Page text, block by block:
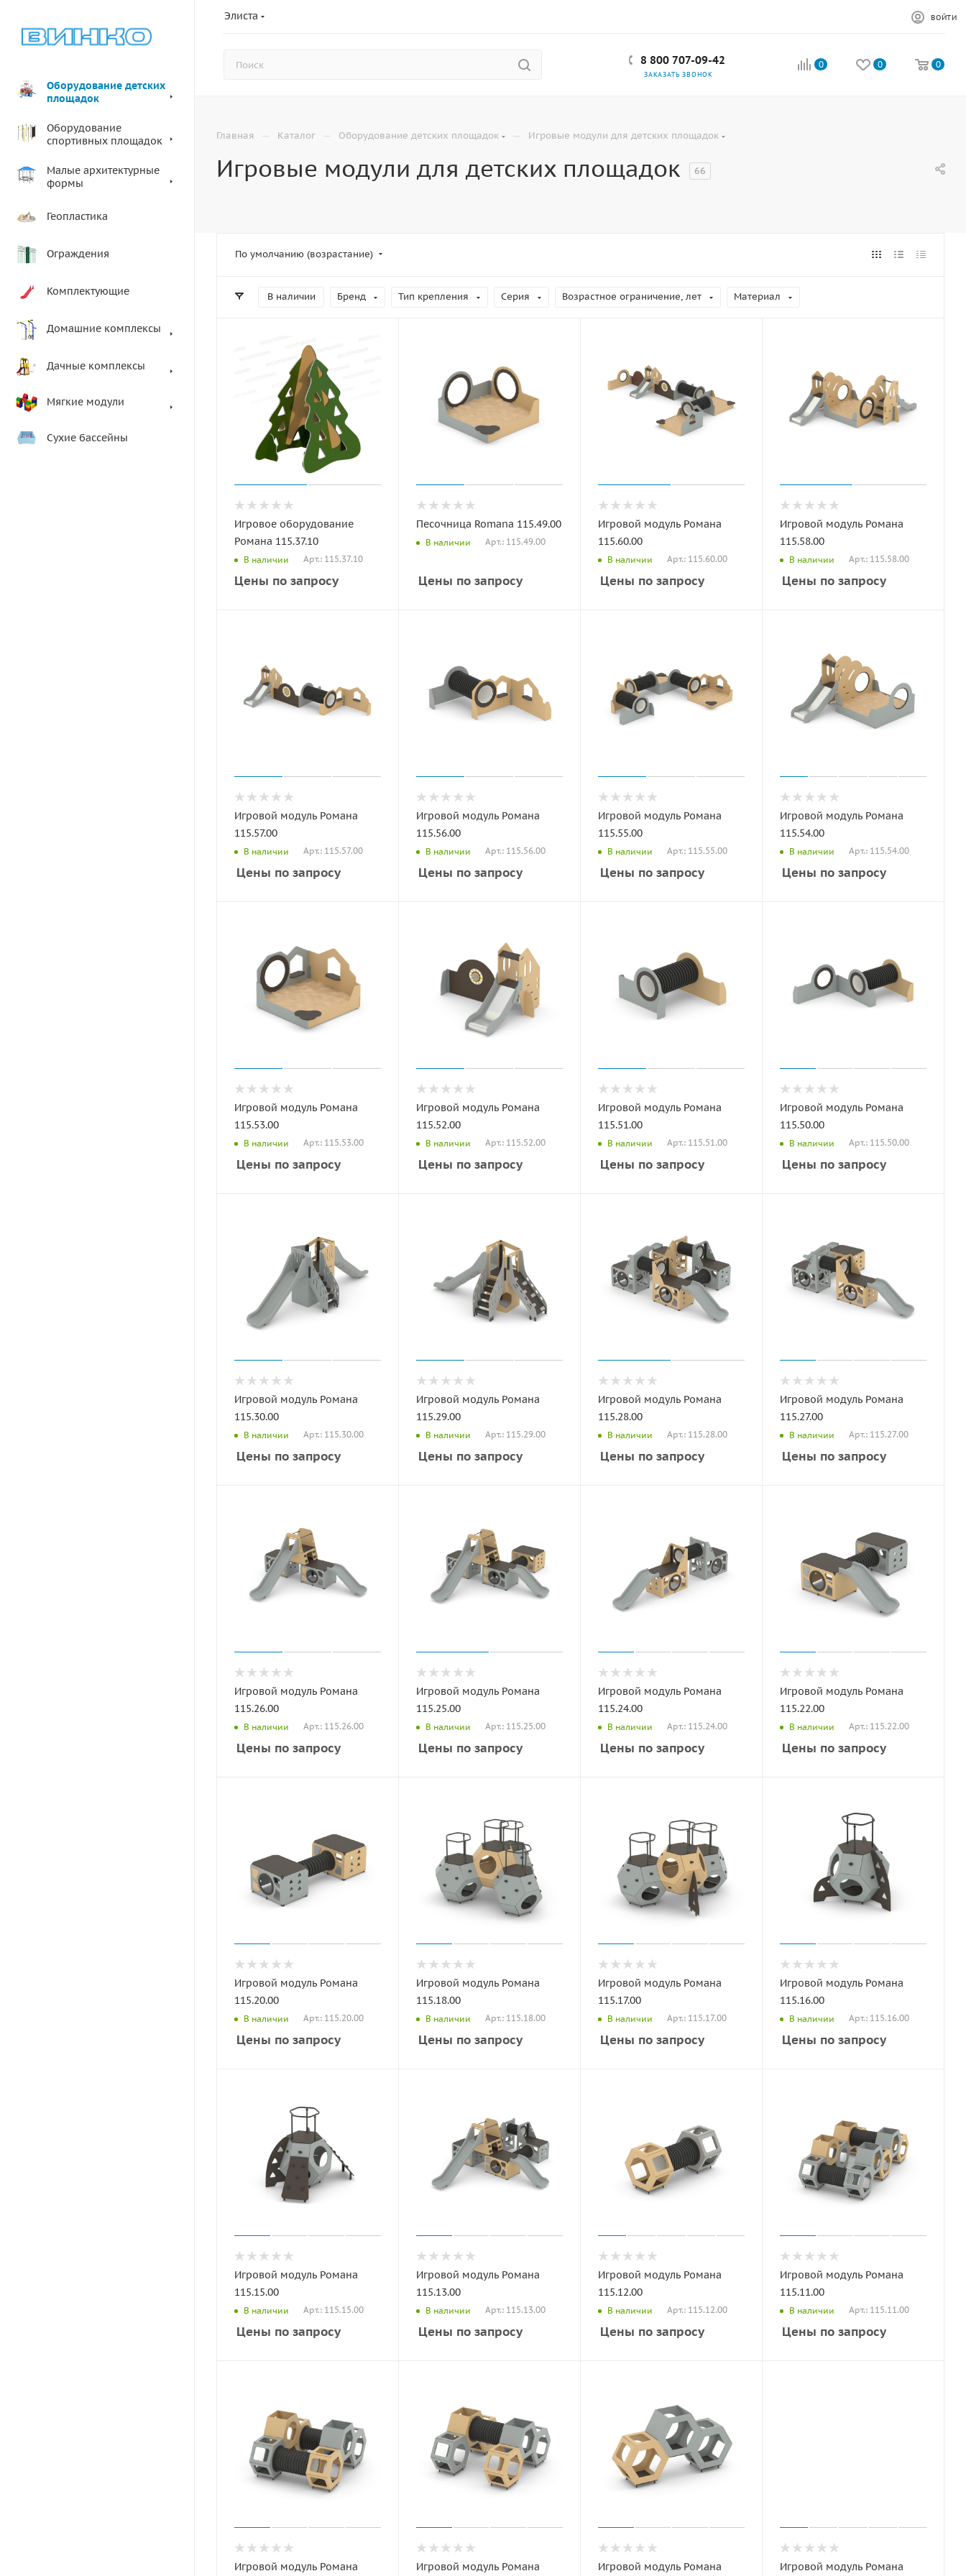
Элиста ВОЙТИ
8 800 707-09-42
ЗАКАЗАТЬ ЗВОНОК
0 0 0
Оборудование детских
площадок
Оборудование
спортивных площадок
Малые архитектурные
формы
Геопластика
Ограждения
Комплектующие
Домашние комплексы
Дачные комплексы
Мягкие модули
Сухие бассейны
Главная — Каталог — Оборудование детских площадок — Игровые модули для детских площадок
Игровые модули для детских площадок 66
По умолчанию (возрастание)
В наличии Бренд Тип крепления Серия Возрастное ограничение, лет Материал
Игровое оборудование
Романа 115.37.10
В наличии Арт.: 115.37.10
Цены по запросу
Песочница Romana 115.49.00
В наличии Арт.: 115.49.00
Цены по запросу
Игровой модуль Романа
115.60.00
В наличии Арт.: 115.60.00
Цены по запросу
Игровой модуль Романа
115.58.00
В наличии Арт.: 115.58.00
Цены по запросу
Игровой модуль Романа
115.57.00
В наличии Арт.: 115.57.00
Цены по запросу
Игровой модуль Романа
115.56.00
В наличии Арт.: 115.56.00
Цены по запросу
Игровой модуль Романа
115.55.00
В наличии Арт.: 115.55.00
Цены по запросу
Игровой модуль Романа
115.54.00
В наличии Арт.: 115.54.00
Цены по запросу
Игровой модуль Романа
115.53.00
В наличии Арт.: 115.53.00
Цены по запросу
Игровой модуль Романа
115.52.00
В наличии Арт.: 115.52.00
Цены по запросу
Игровой модуль Романа
115.51.00
В наличии Арт.: 115.51.00
Цены по запросу
Игровой модуль Романа
115.50.00
В наличии Арт.: 115.50.00
Цены по запросу
Игровой модуль Романа
115.30.00
В наличии Арт.: 115.30.00
Цены по запросу
Игровой модуль Романа
115.29.00
В наличии Арт.: 115.29.00
Цены по запросу
Игровой модуль Романа
115.28.00
В наличии Арт.: 115.28.00
Цены по запросу
Игровой модуль Романа
115.27.00
В наличии Арт.: 115.27.00
Цены по запросу
Игровой модуль Романа
115.26.00
В наличии Арт.: 115.26.00
Цены по запросу
Игровой модуль Романа
115.25.00
В наличии Арт.: 115.25.00
Цены по запросу
Игровой модуль Романа
115.24.00
В наличии Арт.: 115.24.00
Цены по запросу
Игровой модуль Романа
115.22.00
В наличии Арт.: 115.22.00
Цены по запросу
Игровой модуль Романа
115.20.00
В наличии Арт.: 115.20.00
Цены по запросу
Игровой модуль Романа
115.18.00
В наличии Арт.: 115.18.00
Цены по запросу
Игровой модуль Романа
115.17.00
В наличии Арт.: 115.17.00
Цены по запросу
Игровой модуль Романа
115.16.00
В наличии Арт.: 115.16.00
Цены по запросу
Игровой модуль Романа
115.15.00
В наличии Арт.: 115.15.00
Цены по запросу
Игровой модуль Романа
115.13.00
В наличии Арт.: 115.13.00
Цены по запросу
Игровой модуль Романа
115.12.00
В наличии Арт.: 115.12.00
Цены по запросу
Игровой модуль Романа
115.11.00
В наличии Арт.: 115.11.00
Цены по запросу
Игровой модуль Романа Игровой модуль Романа Игровой модуль Романа Игровой модуль Романа